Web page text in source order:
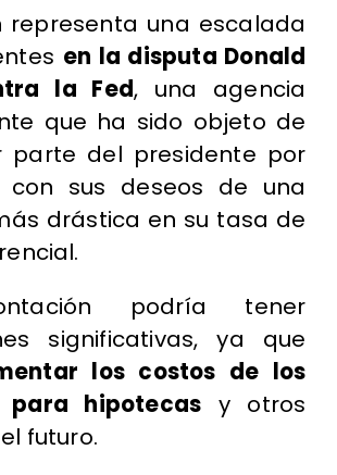
representa una escalada
en la disputa Donald
la Fed, una agencia
que ha sido objeto de
parte del presidente por
con sus deseos de una
drástica en su tasa de
podría tener
significativas, ya que
los costos de los
para hipotecas y otros
futuro.